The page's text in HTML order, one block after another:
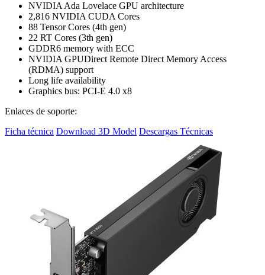
NVIDIA Ada Lovelace GPU architecture
2,816 NVIDIA CUDA Cores
88 Tensor Cores (4th gen)
22 RT Cores (3th gen)
GDDR6 memory with ECC
NVIDIA GPUDirect Remote Direct Memory Access
(RDMA) support
Long life availability
Graphics bus: PCI-E 4.0 x8
Enlaces de soporte:
Ficha técnica Download 3D Model Descargas Técnicas